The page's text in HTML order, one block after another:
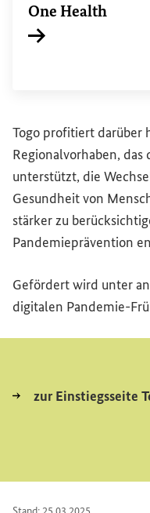
One Health
Togo profitiert darüber
Regionalvorhaben, das
unterstützt, die
Gesundheit von
stärker zu
Pandemieprävention
Gefördert wird unter
digitalen Pandemie-
zur Einstiegsseite